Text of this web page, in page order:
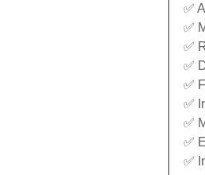
✅
✅
✅
✅
✅
✅
✅
✅
✅